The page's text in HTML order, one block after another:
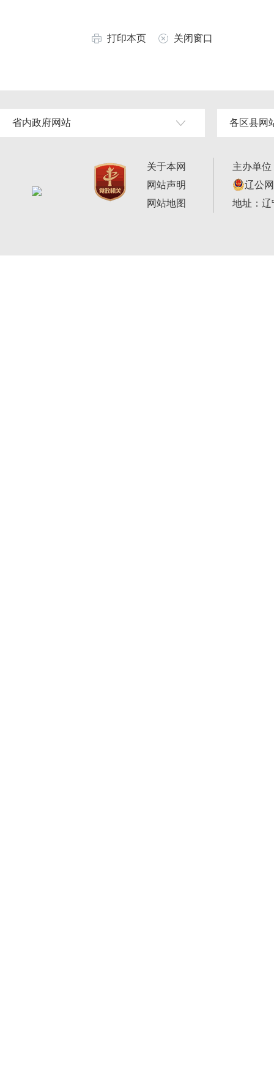
打印本页 关闭窗口
省内政府网站 各区县网
关于本网
网站声明
网站地图
主办单
辽公
地址：辽